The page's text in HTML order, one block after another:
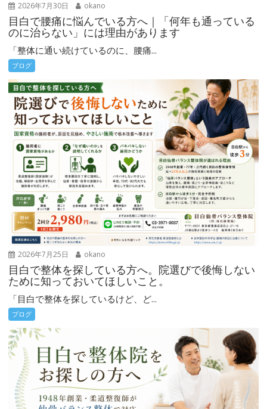
2026年7月30日 okano
目白で腰痛に悩んでいる方へ｜「何年も通っている
のに治らない」には理由があります
「整体に通い続けているのに、腰痛...
ブログ
2026年7月25日 okano
目白で整体を探している方へ。院選びで後悔しない
ために知っておいてほしいこと。
「目白で整体を探しているけど、ど...
ブログ